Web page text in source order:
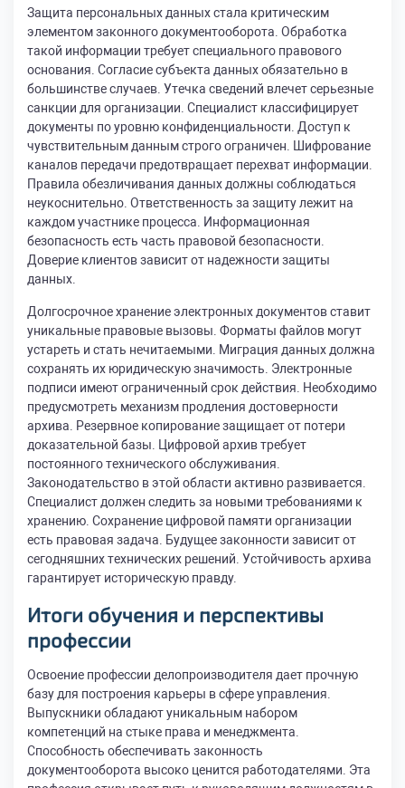
Защита персональных данных стала критическим
элементом законного документооборота. Обработка
такой информации требует специального правового
основания. Согласие субъекта данных обязательно в
большинстве случаев. Утечка сведений влечет серьезные
санкции для организации. Специалист классифицирует
документы по уровню конфиденциальности. Доступ к
чувствительным данным строго ограничен. Шифрование
каналов передачи предотвращает перехват информации.
Правила обезличивания данных должны соблюдаться
неукоснительно. Ответственность за защиту лежит на
каждом участнике процесса. Информационная
безопасность есть часть правовой безопасности.
Доверие клиентов зависит от надежности защиты
данных.
Долгосрочное хранение электронных документов ставит
уникальные правовые вызовы. Форматы файлов могут
устареть и стать нечитаемыми. Миграция данных должна
сохранять их юридическую значимость. Электронные
подписи имеют ограниченный срок действия. Необходимо
предусмотреть механизм продления достоверности
архива. Резервное копирование защищает от потери
доказательной базы. Цифровой архив требует
постоянного технического обслуживания.
Законодательство в этой области активно развивается.
Специалист должен следить за новыми требованиями к
хранению. Сохранение цифровой памяти организации
есть правовая задача. Будущее законности зависит от
сегодняшних технических решений. Устойчивость архива
гарантирует историческую правду.
Итоги обучения и перспективы
профессии
Освоение профессии делопроизводителя дает прочную
базу для построения карьеры в сфере управления.
Выпускники обладают уникальным набором
компетенций на стыке права и менеджмента.
Способность обеспечивать законность
документооборота высоко ценится работодателями. Эта